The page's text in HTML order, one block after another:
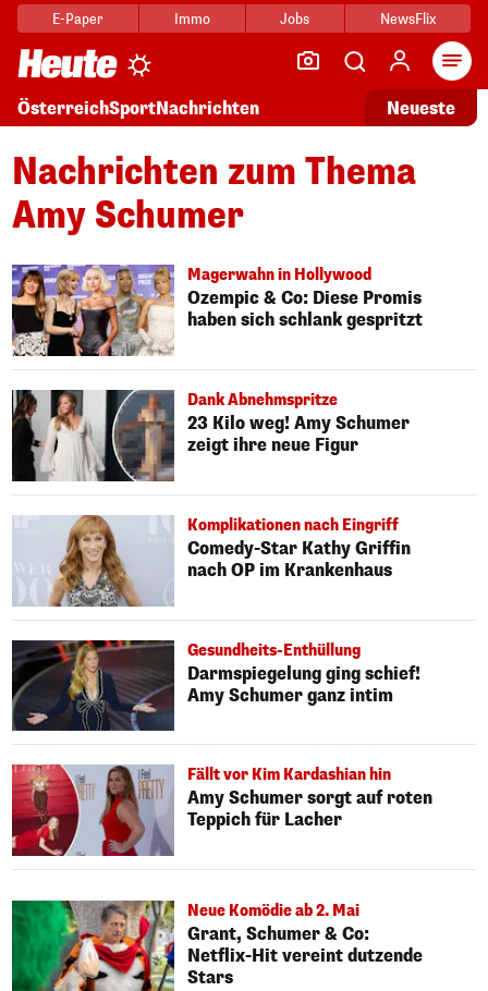
E-Paper Immo Jobs NewsFlix
ÖsterreichSportNachrichten Neueste
Nachrichten zum Thema
Amy Schumer
Magerwahn in Hollywood
Ozempic & Co: Diese Promis
haben sich schlank gespritzt
Dank Abnehmspritze
23 Kilo weg! Amy Schumer
zeigt ihre neue Figur
Komplikationen nach Eingriff
Comedy-Star Kathy Griffin
nach OP im Krankenhaus
Gesundheits-Enthüllung
Darmspiegelung ging schief!
Amy Schumer ganz intim
Fällt vor Kim Kardashian hin
Amy Schumer sorgt auf roten
Teppich für Lacher
Neue Komödie ab 2. Mai
Grant, Schumer & Co:
Netflix-Hit vereint dutzende
Stars